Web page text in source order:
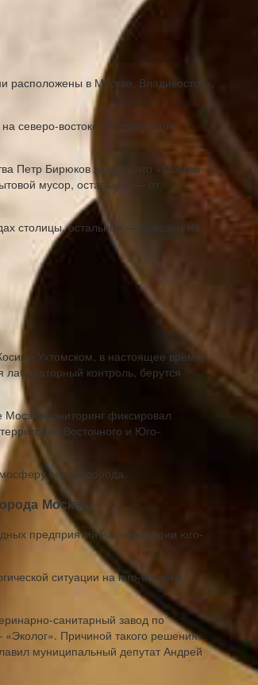
расположены в Москве, Владивостоке,
северо-востоке, востоке и юге
Петр Бирюков заявил, что «Москва
мусор, остальное — от
столицы, остальное — вывозим на
Ухтомском, в настоящее время
контроль, берутся
фиксировал
Восточного и Юго-
сероводорода.
Москвы
предприятий на периферии юго-
ситуации на юго-востоке
санитарный завод по
Причиной такого решения
муниципальный депутат Андрей